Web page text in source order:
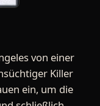
von einer
Killer
ein, um die